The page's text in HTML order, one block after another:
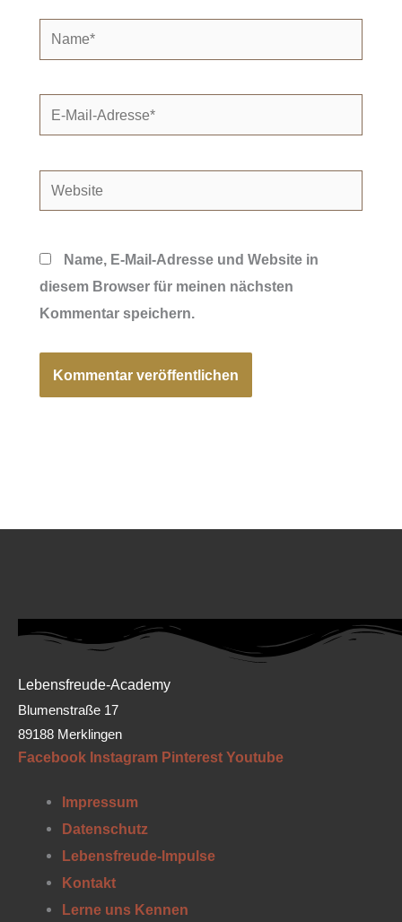
Name*
E-
Mail-
Website
Name, E-Mail-Adresse und Website in
diesem Browser für meinen nächsten
Kommentar speichern.
Lebensfreude-Academy
Blumenstraße 17
89188 Merklingen
Facebook Instagram Pinterest Youtube
Impressum
Datenschutz
Lebensfreude-Impulse
Kontakt
Lerne uns Kennen